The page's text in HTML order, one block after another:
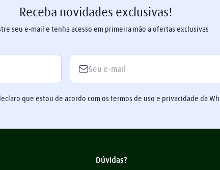
Receba novidades exclusivas!
seu e-mail e tenha acesso em primeira mão a ofertas exclusivas
que estou de acordo com os termos de uso e privacidade da
Dúvidas?